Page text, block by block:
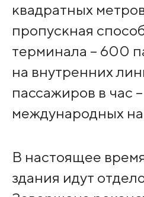
квадратных
пропускная
терминала – 600
на внутренних
пассажиров в час
международных
В настоящее
здания идут